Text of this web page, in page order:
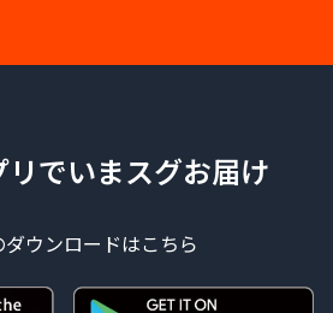
リでいまスグお届け
ウンロードはこちら